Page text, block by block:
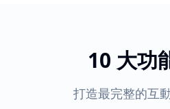
10 大功
打造最完整的互